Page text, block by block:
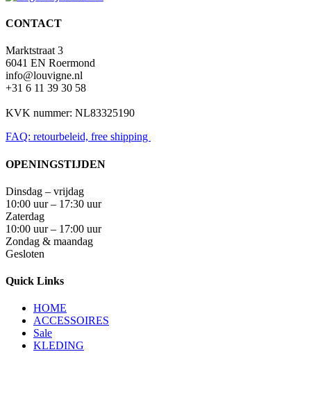
CONTACT
Marktstraat 3
6041 EN Roermond
info@louvigne.nl
+31 6 11 39 30 58
KVK nummer: NL83325190
FAQ: retourbeleid, free shipping
OPENINGSTIJDEN
Dinsdag – vrijdag
10:00 uur – 17:30 uur
Zaterdag
10:00 uur – 17:00 uur
Zondag & maandag
Gesloten
Quick Links
HOME
ACCESSOIRES
Sale
KLEDING